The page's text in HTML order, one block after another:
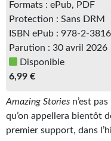
Nouvelles
Bifrost
Livres audio
Sans DRM
Formats : ePub, PDF
Protection : Sans DRM
ISBN ePub : 978-2-
Parution : 30 avril 2026
Disponible
6,99 €
Amazing Stories n’est
qu’on appellera bientôt
premier support, dans